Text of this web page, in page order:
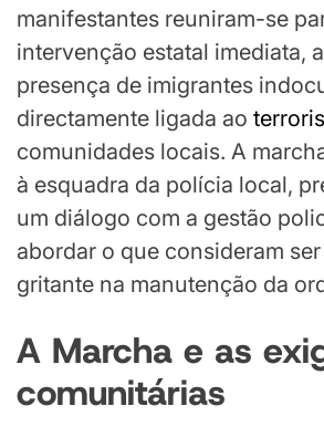
manifestantes reuniram-se
intervenção estatal imediata,
presença de imigrantes
directamente ligada ao
comunidades locais. A
à esquadra da polícia local,
um diálogo com a gestão
abordar o que consideram
gritante na manutenção da
A Marcha e as e
comunitárias